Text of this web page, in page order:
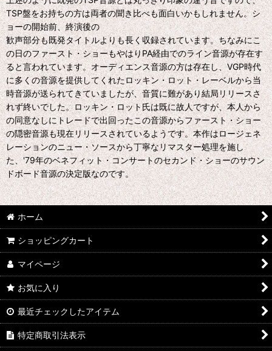
TSP盤をお持ちの方は両者の聞き比べも面白いかもしれません。シ
ョーの開始前、終演後の
歓声部分も既発タイトルよりも長く収録されています。ちなみにこ
の日のファースト・ショーもやはりPA経由でのライン音源が存在す
ると言われています。オーディエンス音源の方は存在し、VGP時代
に多くの音源を提供してくれたロッキン・ロット・レーベルから当
時音源が送られてきていましたが、音質に難があり結局リリースさ
れず終いでした。ロッキン・ロット氏は既に故人ですが、本人から
の同意なしにトレードで出回ったこの音源からファースト・ショー
の隠密音源も現在リリースされているようです。本作はロージェネ
レーションのニュー・ソースから丁寧なリマスター処理を施し
た、'79年のベネフィット・コンサートのセカンド・ショーのサウン
ドボード音源の決定版なのです。
ホーム
ショッピングカート
マイページ
お気に入り
最近チェックしたアイテム
特定商取引法表示